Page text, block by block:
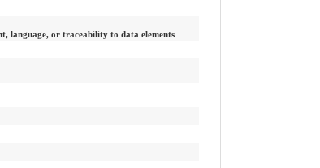
language, or traceability to data elements